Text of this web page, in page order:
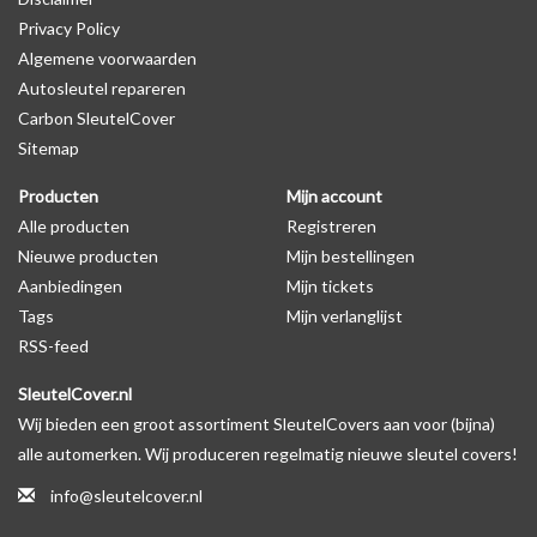
productfoto te kijken of er een logo zichtbaar is.
Levering
Voor 16:00 besteld = Dezelfde dag verzonden
Verzending naar België: 1/3 werkdagen
Specificaties
Merk: SleutelCover
Geschikt voor: Citroën
Gewicht: 20g
Materiaal: Siliconen
Geschikt voor o.a. de volgende modellen:
* Afhankelijk van het bouwjaar
voorbeeld in de productfoto's
Privacy Policy
Algemene voorwaarden
Autosleutel repareren
Carbon SleutelCover
Sitemap
Producten
Alle producten
Nieuwe producten
Aanbiedingen
Tags
RSS-feed
Mijn account
Registreren
Mijn bestellingen
Mijn tickets
Mijn verlanglijst
SleutelCover.nl
Wij bieden een groot assortiment SleutelCovers aan voor (bijna)
alle automerken. Wij produceren regelmatig nieuwe sleutel covers!
info@sleutelcover.nl